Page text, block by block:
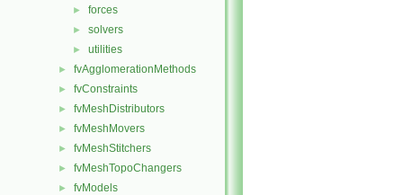
► forces
► solvers
► utilities
► fvAgglomerationMethods
► fvConstraints
► fvMeshDistributors
► fvMeshMovers
► fvMeshStitchers
► fvMeshTopoChangers
► fvModels